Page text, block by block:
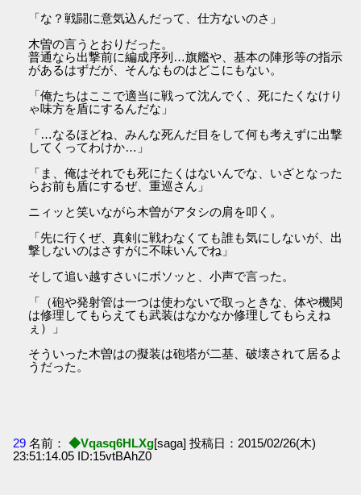
「な？戦闘に意気込んだって、仕方ないのさ」
木曽の言うとおりだった。
普通なら出撃前に編成序列…旗艦や、基本の陣形等の指示
があるはずだが、そんなものはどこにもない。
「俺たちはここで適当に戦って沈んでく、死にたくなけり
ゃ味方を盾にするんだな」
「…なるほどね、みんな死んだ目をして何も考えずに出撃
してくってわけか…」
「ま、俺はそれでも死にたくはないんでな、いざとなった
らお前も盾にするぜ、重巡さん」
ニィッと笑いながら木曽がアタシの肩を叩く。
「先に行くぜ、真剣に戦わなくても誰も気にしないが、出
撃しないのはさすがに不味いんでね」
そして追い越すさいにボソッと、小声で言った。
「（砲や発射管は一つは使わないで取っときな、体や機関
は修理してもらえても武装はなかなか修理してもらえね
ぇ）」
そういった木曽はの擬装は砲塔が二基、破壊されて居るよ
うだった。
29 名前： ◆Vqasq6HLXg[saga] 投稿日：2015/02/26(木)
23:51:14.05 ID:15vtBAhZ0